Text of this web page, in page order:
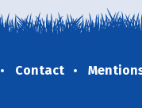
Contact